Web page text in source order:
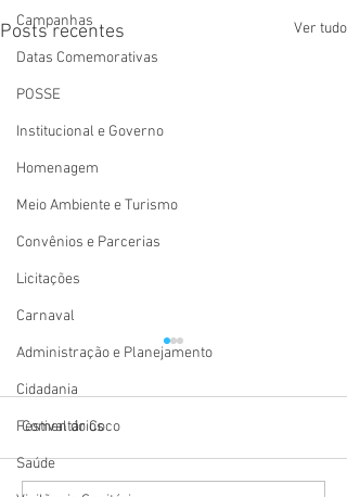
Campanhas
Datas Comemorativas
POSSE
Institucional e Governo
Homenagem
Meio Ambiente e Turismo
Convênios e Parcerias
Licitações
Carnaval
Administração e Planejamento
Cidadania
Festival do Coco
Saúde
Posts recentes Ver tudo
Comentários